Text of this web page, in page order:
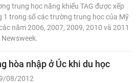
trung học năng khiếu TAG được xếp
1 trong số các trường trung học của Mỹ
năm 2006, 2007, 2009, 2010 và 2011
hòa nhập ở Úc khi du học
08/2012